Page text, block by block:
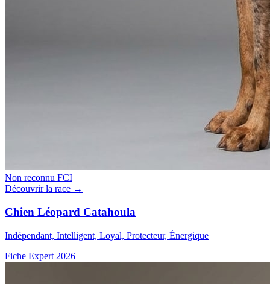
Non reconnu FCI
Découvrir la race →
Chien Léopard Catahoula
Indépendant, Intelligent, Loyal, Protecteur, Énergique
Fiche Expert 2026